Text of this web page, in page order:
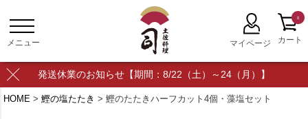
発送休業のお知らせ【期間：8/22（土）～24（月）】
0
HOME 鰹の塩たたき 鰹のたたきハーフカット4個・藻塩セット